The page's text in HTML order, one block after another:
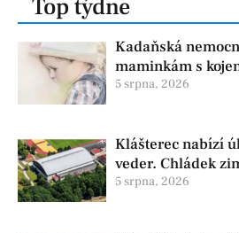
Top týdne
Kadaňská
maminkám s
už před porodem
5 srpna, 2026
Klášterec nabízí
veder. Chládek
pomůže seniorům
5 srpna, 2026